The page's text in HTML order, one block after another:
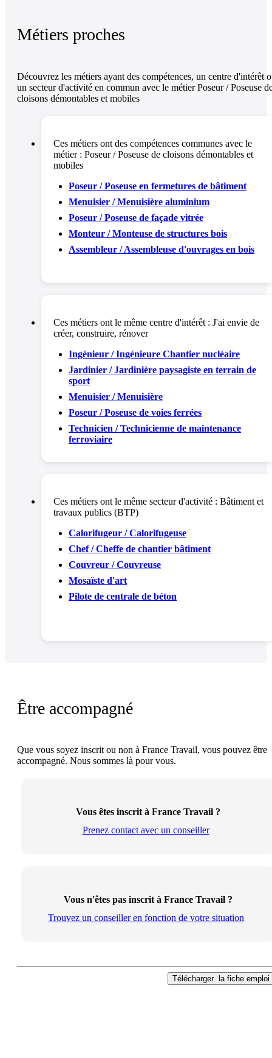
Métiers proches
Découvrez les métiers ayant des compétences, un centre d'intérêt
un secteur d'activité en commun avec le métier Poseur / Poseuse
cloisons démontables et mobiles
Ces métiers ont des compétences communes avec le
métier : Poseur / Poseuse de cloisons démontables et
mobiles
Poseur / Poseuse en fermetures de bâtiment
Menuisier / Menuisière aluminium
Poseur / Poseuse de façade vitrée
Monteur / Monteuse de structures bois
Assembleur / Assembleuse d'ouvrages en bois
Ces métiers ont le même centre d'intérêt : J'ai envie de
créer, construire, rénover
Ingénieur / Ingénieure Chantier nucléaire
Jardinier / Jardinière paysagiste en terrain de
sport
Menuisier / Menuisière
Poseur / Poseuse de voies ferrées
Technicien / Technicienne de maintenance
ferroviaire
Ces métiers ont le même secteur d'activité : Bâtiment et
travaux publics (BTP)
Calorifugeur / Calorifugeuse
Chef / Cheffe de chantier bâtiment
Couvreur / Couvreuse
Mosaïste d'art
Pilote de centrale de béton
Être accompagné
Que vous soyez inscrit ou non à France Travail, vous pouvez être
accompagné. Nous sommes là pour vous.
Vous êtes inscrit à France Travail ?
Prenez contact avec un conseiller
Vous n'êtes pas inscrit à France Travail ?
Trouvez un conseiller en fonction de votre situation
Télécharger la fiche emploi